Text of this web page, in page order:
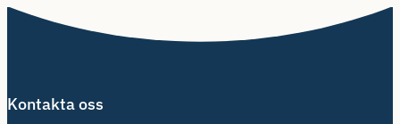
Kontakta oss